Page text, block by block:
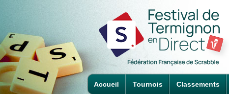
Accueil Tournois Classements